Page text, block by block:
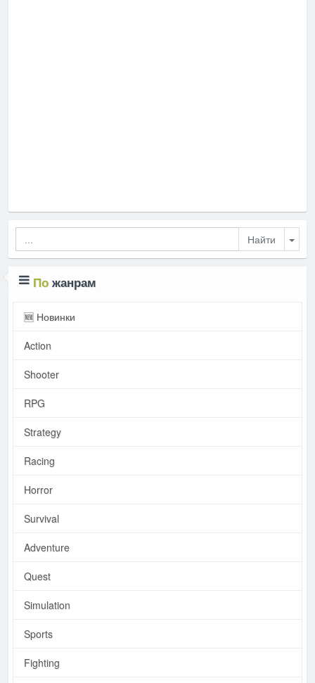
По жанрам
🆕 Новинки
Action
Shooter
RPG
Strategy
Racing
Horror
Survival
Adventure
Quest
Simulation
Sports
Fighting